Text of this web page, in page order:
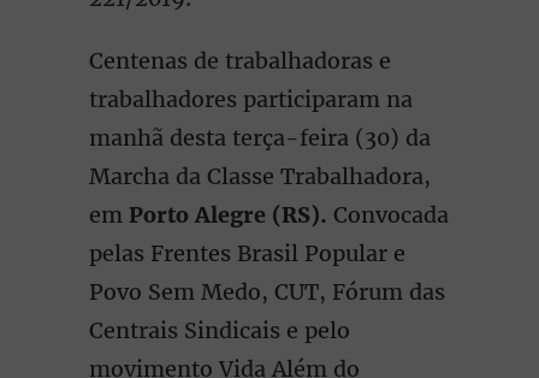
Centenas de trabalhadoras e
trabalhadores participaram na
manhã desta terça-feira (30) da
Marcha da Classe Trabalhadora,
em Porto Alegre (RS). Convocada
pelas Frentes Brasil Popular e
Povo Sem Medo, CUT, Fórum das
Centrais Sindicais e pelo
movimento Vida Além do